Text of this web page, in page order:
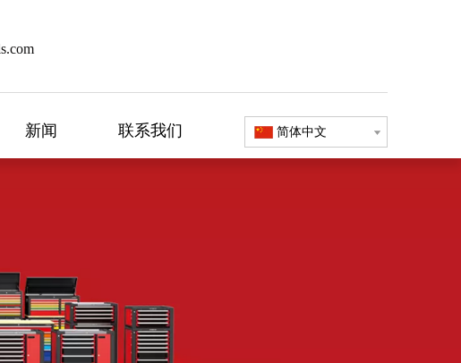
新闻 联系我们 简体中文